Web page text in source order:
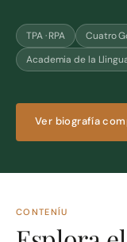
TPA · RPA Cuatro
Academia de la
Ver biografía
CONTENÍU